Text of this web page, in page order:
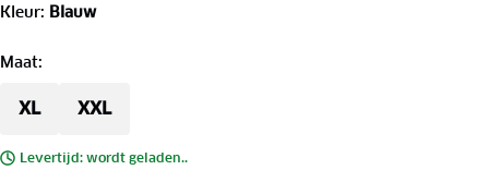
Kleur: Blauw
Maat:
XL XXL
Levertijd: wordt geladen..